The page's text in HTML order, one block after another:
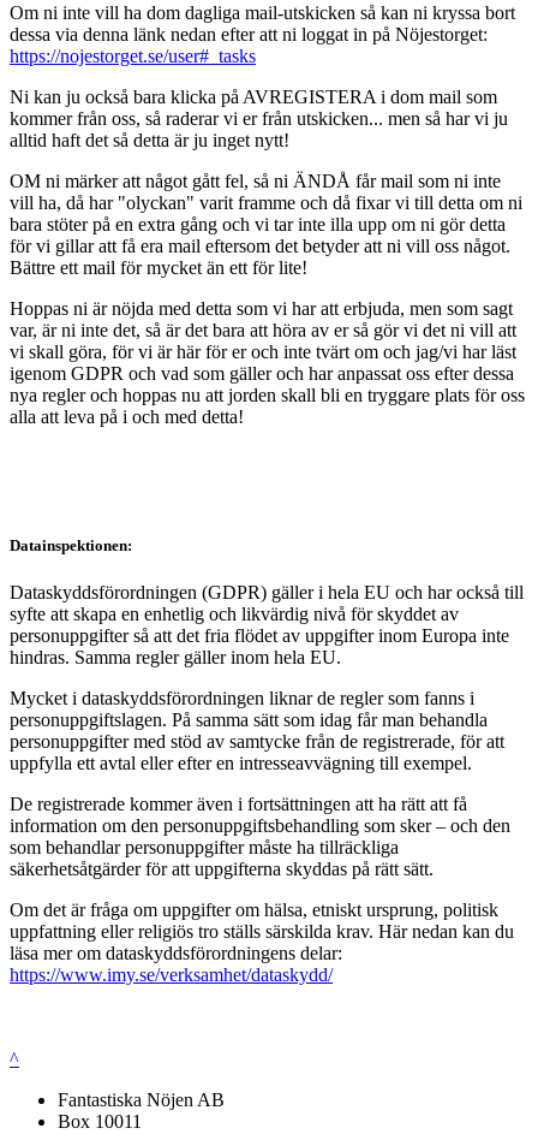
Om ni inte vill ha dom dagliga mail-utskicken så kan ni kryssa bort
dessa via denna länk nedan efter att ni loggat in på Nöjestorget:
https://nojestorget.se/user#_tasks
Ni kan ju också bara klicka på AVREGISTERA i dom mail som
kommer från oss, så raderar vi er från utskicken... men så har vi ju
alltid haft det så detta är ju inget nytt!
OM ni märker att något gått fel, så ni ÄNDÅ får mail som ni inte
vill ha, då har "olyckan" varit framme och då fixar vi till detta om ni
bara stöter på en extra gång och vi tar inte illa upp om ni gör detta
för vi gillar att få era mail eftersom det betyder att ni vill oss något.
Bättre ett mail för mycket än ett för lite!
Hoppas ni är nöjda med detta som vi har att erbjuda, men som sagt
var, är ni inte det, så är det bara att höra av er så gör vi det ni vill att
vi skall göra, för vi är här för er och inte tvärt om och jag/vi har läst
igenom GDPR och vad som gäller och har anpassat oss efter dessa
nya regler och hoppas nu att jorden skall bli en tryggare plats för oss
alla att leva på i och med detta!
Datainspektionen:
Dataskyddsförordningen (GDPR) gäller i hela EU och har också till
syfte att skapa en enhetlig och likvärdig nivå för skyddet av
personuppgifter så att det fria flödet av uppgifter inom Europa inte
hindras. Samma regler gäller inom hela EU.
Mycket i dataskyddsförordningen liknar de regler som fanns i
personuppgiftslagen. På samma sätt som idag får man behandla
personuppgifter med stöd av samtycke från de registrerade, för att
uppfylla ett avtal eller efter en intresseavvägning till exempel.
De registrerade kommer även i fortsättningen att ha rätt att få
information om den personuppgiftsbehandling som sker – och den
som behandlar personuppgifter måste ha tillräckliga
säkerhetsåtgärder för att uppgifterna skyddas på rätt sätt.
Om det är fråga om uppgifter om hälsa, etniskt ursprung, politisk
uppfattning eller religiös tro ställs särskilda krav. Här nedan kan du
läsa mer om dataskyddsförordningens delar:
https://www.imy.se/verksamhet/dataskydd/
^
Fantastiska Nöjen AB
Box 10011